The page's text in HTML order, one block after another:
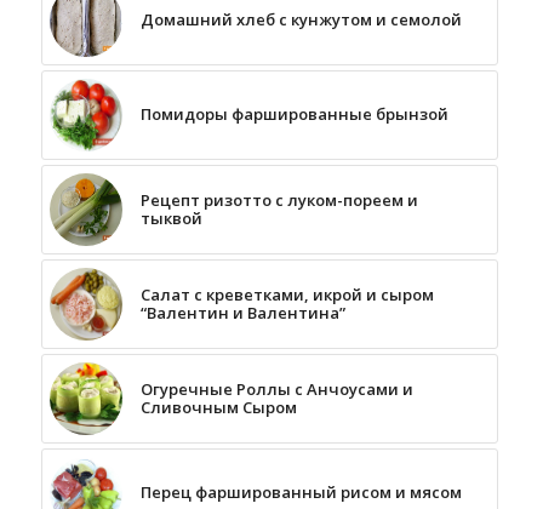
Домашний хлеб с кунжутом и семолой
Помидоры фаршированные брынзой
Рецепт ризотто с луком-пореем и
тыквой
Салат с креветками, икрой и сыром
“Валентин и Валентина”
Огуречные Роллы с Анчоусами и
Сливочным Сыром
Перец фаршированный рисом и мясом